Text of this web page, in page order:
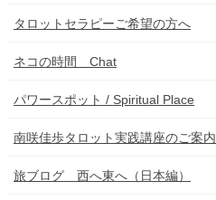
タロットセラピーご希望の方へ
ネコの時間 Chat
パワースポット / Spiritual Place
南咲佳歩タロット実践講座のご案内
旅ブログ 西へ東へ（日本編）